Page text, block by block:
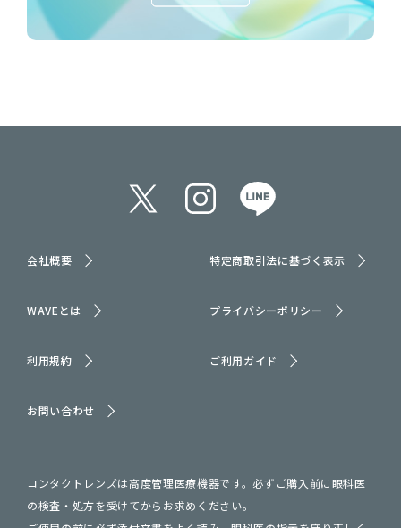
会社概要 特定商取引法に基づく表示
WAVEとは プライバシーポリシー
利用規約 ご利用ガイド
お問い合わせ
コンタクトレンズは高度管理医療機器です。必ずご購入前に眼科医
の検査・処方を受けてからお求めください。